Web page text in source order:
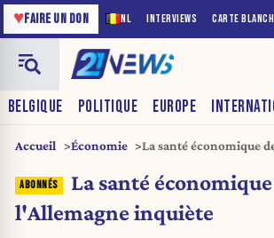
NL INTERVIEWS CARTE
♥FAIRE UN DON
BELGIQUE POLITIQUE EUROPE
Accueil Économie
La santé économique
La santé
l'Allemagne inquiète